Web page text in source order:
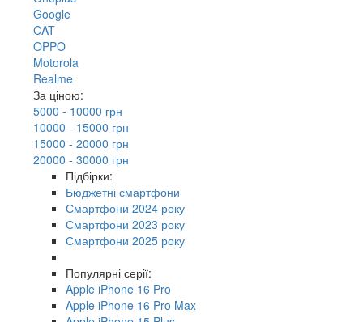
Google
CAT
OPPO
Motorola
Realme
За ціною:
5000 - 10000 грн
10000 - 15000 грн
15000 - 20000 грн
20000 - 30000 грн
Підбірки:
Бюджетні смартфони
Смартфони 2024 року
Смартфони 2023 року
Смартфони 2025 року
Популярні серії:
Apple iPhone 16 Pro
Apple iPhone 16 Pro Max